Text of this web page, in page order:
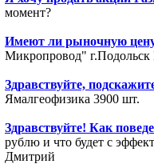
момент?
Имеют ли рыночную
Микропровод"
Здравствуйте,
Ямалгеофизика 3900 шт.
Здравствуйте! Как
рублю и что будет с
Дмитрий